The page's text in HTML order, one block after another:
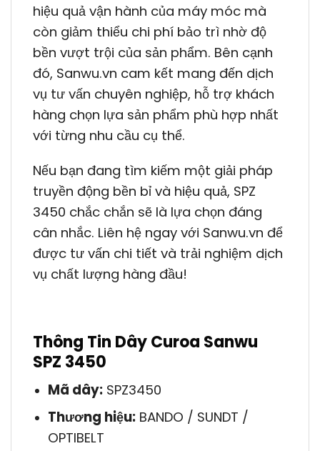
hiệu quả vận hành của máy móc mà
còn giảm thiểu chi phí bảo trì nhờ độ
bền vượt trội của sản phẩm. Bên cạnh
đó, Sanwu.vn cam kết mang đến dịch
vụ tư vấn chuyên nghiệp, hỗ trợ khách
hàng chọn lựa sản phẩm phù hợp nhất
với từng nhu cầu cụ thể.
Nếu bạn đang tìm kiếm một giải pháp
truyền động bền bỉ và hiệu quả, SPZ
3450 chắc chắn sẽ là lựa chọn đáng
cân nhắc. Liên hệ ngay với Sanwu.vn để
được tư vấn chi tiết và trải nghiệm dịch
vụ chất lượng hàng đầu!
Thông Tin Dây Curoa Sanwu
SPZ 3450
Mã dây:SPZ3450
Thương hiệu:BANDO / SUNDT /
OPTIBELT